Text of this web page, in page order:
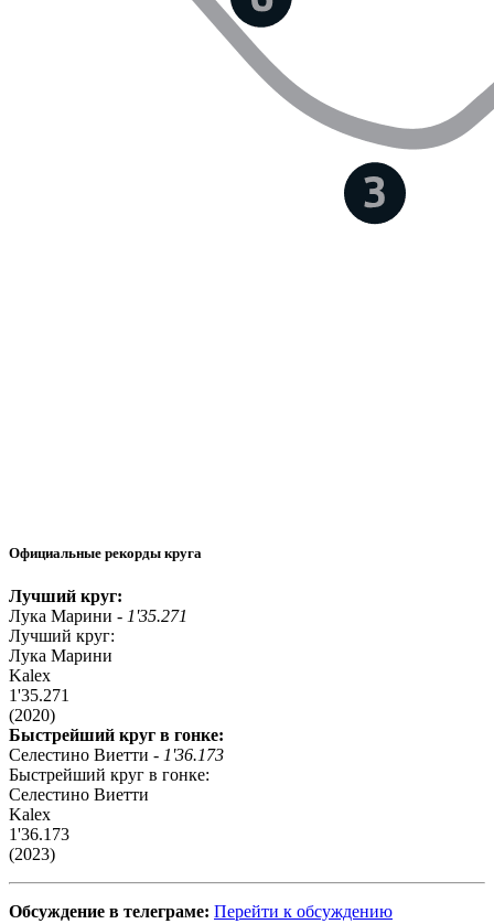
Официальные рекорды круга
Лучший круг:
Лука Марини - 1'35.271
Лучший круг:
Лука Марини
Kalex
1'35.271
(2020)
Быстрейший круг в гонке:
Селестино Виетти - 1'36.173
Быстрейший круг в гонке:
Селестино Виетти
Kalex
1'36.173
(2023)
Обсуждение в телеграме: Перейти к обсуждению